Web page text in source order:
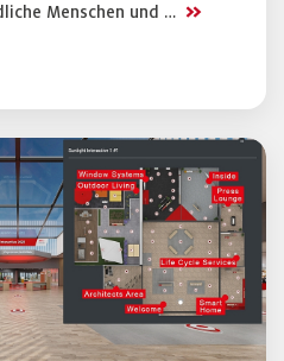
Menschen und … >>